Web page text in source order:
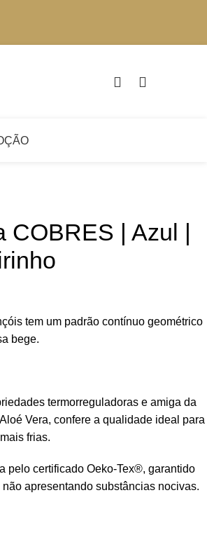
COBRES | Azul |
tem um padrão contínuo geométrico
bege.
termorreguladoras e amiga da
Vera, confere a qualidade ideal para
frias.
pelo certificado Oeko-Tex®, garantido
apresentando substâncias nocivas.